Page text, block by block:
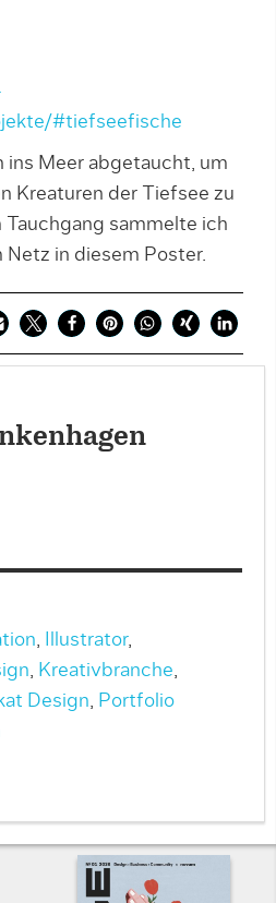
#tiefseefische
ins Meer abgetaucht, um
Kreaturen der Tiefsee zu
sammelte ich
Netz in diesem Poster.
, Illustrator,
, Kreativbranche,
Design, Portfolio